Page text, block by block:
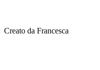
Creato da Francesca